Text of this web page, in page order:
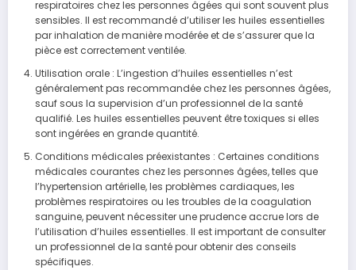
respiratoires chez les personnes âgées qui sont souvent plus
sensibles. Il est recommandé d’utiliser les huiles essentielles
par inhalation de manière modérée et de s’assurer que la
pièce est correctement ventilée.
Utilisation orale : L’ingestion d’huiles essentielles n’est
généralement pas recommandée chez les personnes âgées,
sauf sous la supervision d’un professionnel de la santé
qualifié. Les huiles essentielles peuvent être toxiques si elles
sont ingérées en grande quantité.
Conditions médicales préexistantes : Certaines conditions
médicales courantes chez les personnes âgées, telles que
l’hypertension artérielle, les problèmes cardiaques, les
problèmes respiratoires ou les troubles de la coagulation
sanguine, peuvent nécessiter une prudence accrue lors de
l’utilisation d’huiles essentielles. Il est important de consulter
un professionnel de la santé pour obtenir des conseils
spécifiques.